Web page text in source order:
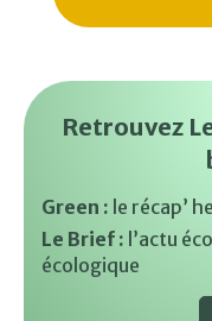
Retrouvez
Green : le récap’
Le Brief : l’actu
écologique